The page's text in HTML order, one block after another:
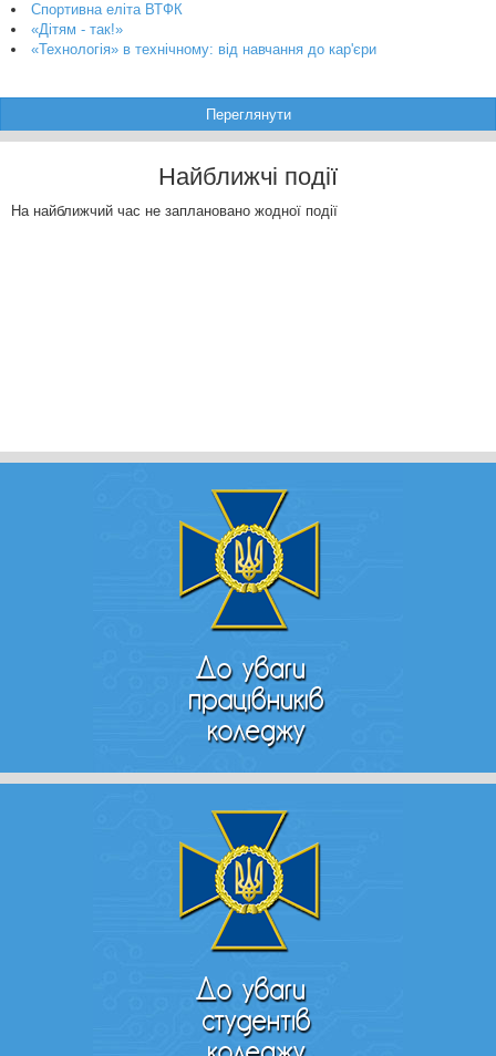
Спортивна еліта ВТФК
«Дітям - так!»
«Технологія» в технічному: від навчання до кар'єри
Переглянути
Найближчі події
На найближчий час не заплановано жодної події